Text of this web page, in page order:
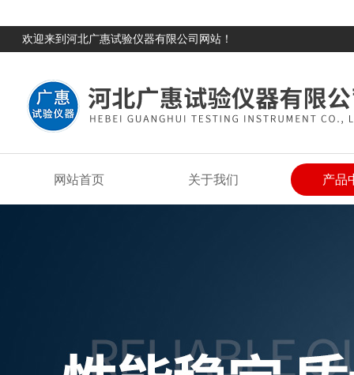
欢迎来到河北广惠试验仪器有限公司网站！
网站首页 关于我们 产品